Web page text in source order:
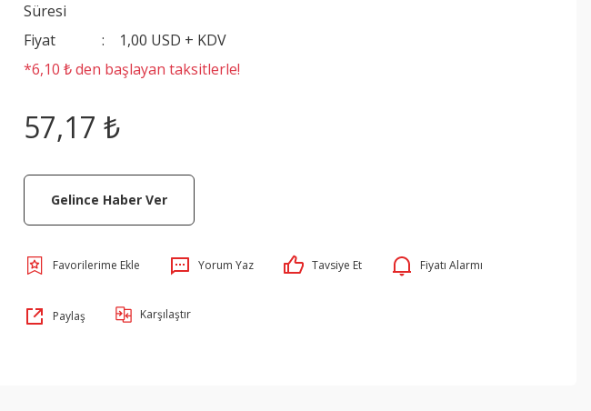
Süresi
Fiyat
1,00 USD + KDV
*6,10 ₺ den başlayan taksitlerle!
57,17 ₺
Gelince Haber Ver
Yorum Yaz Tavsiye Et Fiyatı Alarmı
Paylaş Karşılaştır